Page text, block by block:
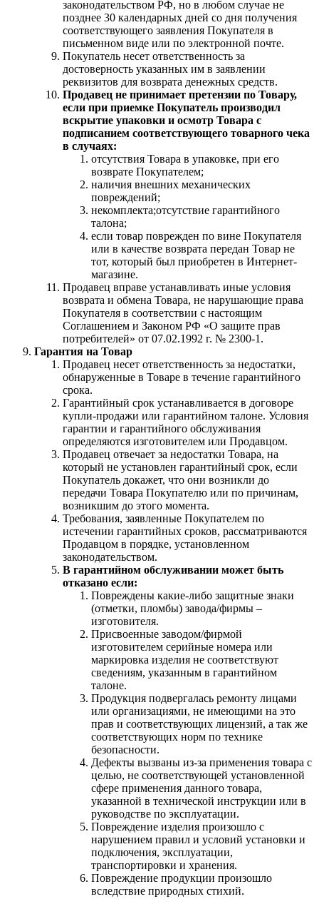
законодательством РФ, но в любом случае не
позднее 30 календарных дней со дня получения
соответствующего заявления Покупателя в
письменном виде или по электронной почте.
Покупатель несет ответственность за
достоверность указанных им в заявлении
реквизитов для возврата денежных средств.
Продавец не принимает претензии по Товару,
если при приемке Покупатель производил
вскрытие упаковки и осмотр Товара с
подписанием соответствующего товарного чека
в случаях:
отсутствия Товара в упаковке, при его
возврате Покупателем;
наличия внешних механических
повреждений;
некомплекта;отсутствие гарантийного
талона;
если товар поврежден по вине Покупателя
или в качестве возврата передан Товар не
тот, который был приобретен в Интернет-
магазине.
Продавец вправе устанавливать иные условия
возврата и обмена Товара, не нарушающие права
Покупателя в соответствии с настоящим
Соглашением и Законом РФ «О защите прав
потребителей» от 07.02.1992 г. № 2300-1.
Гарантия на Товар
Продавец несет ответственность за недостатки,
обнаруженные в Товаре в течение гарантийного
срока.
Гарантийный срок устанавливается в договоре
купли-продажи или гарантийном талоне. Условия
гарантии и гарантийного обслуживания
определяются изготовителем или Продавцом.
Продавец отвечает за недостатки Товара, на
который не установлен гарантийный срок, если
Покупатель докажет, что они возникли до
передачи Товара Покупателю или по причинам,
возникшим до этого момента.
Требования, заявленные Покупателем по
истечении гарантийных сроков, рассматриваются
Продавцом в порядке, установленном
законодательством.
В гарантийном обслуживании может быть
отказано если:
Повреждены какие-либо защитные знаки
(отметки, пломбы) завода/фирмы –
изготовителя.
Присвоенные заводом/фирмой
изготовителем серийные номера или
маркировка изделия не соответствуют
сведениям, указанным в гарантийном
талоне.
Продукция подвергалась ремонту лицами
или организациями, не имеющими на это
прав и соответствующих лицензий, а так же
соответствующих норм по технике
безопасности.
Дефекты вызваны из-за применения товара с
целью, не соответствующей установленной
сфере применения данного товара,
указанной в технической инструкции или в
руководстве по эксплуатации.
Повреждение изделия произошло с
нарушением правил и условий установки и
подключения, эксплуатации,
транспортировки и хранения.
Повреждение продукции произошло
вследствие природных стихий.